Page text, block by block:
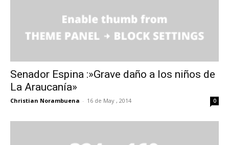
Senador Espina :»Grave daño a los niños de
La Araucanía»
Christian Norambuena - 16 de May , 2014 0